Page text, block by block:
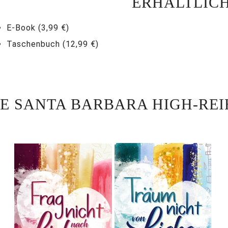
E-Book (3,99 €)
Taschenbuch (12,99 €)
SANTA BARBARA HIGH-